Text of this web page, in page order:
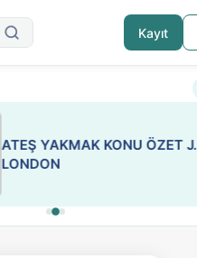
Kayıt
ESA 'da Sen de Paylaş
ATEŞ YAKMAK KONU ÖZET J.
LONDON